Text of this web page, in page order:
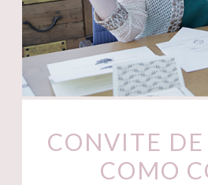
CONVITE
COMO